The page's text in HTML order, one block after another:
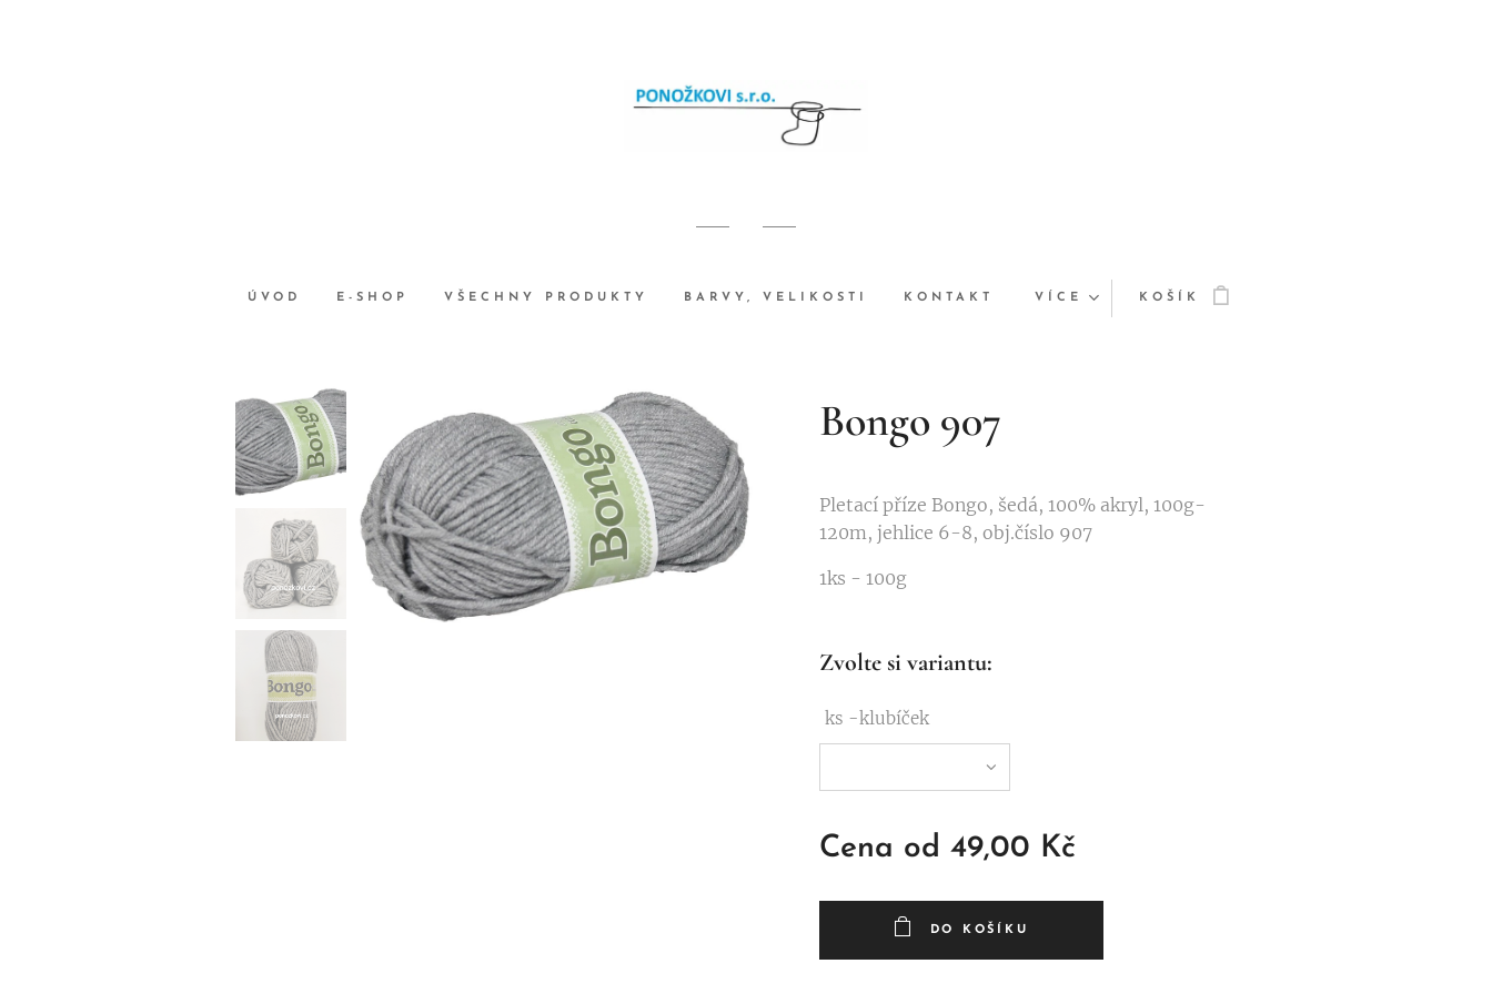
ÚVOD E-SHOP VŠECHNY PRODUKTY BARVY, VELIKOSTI KONTAKT VÍCE KOŠÍK
Bongo 907
Pletací příze Bongo, šedá, 100% akryl, 100g-
120m, jehlice 6-8, obj.číslo 907
1ks - 100g
Zvolte si variantu:
ks -klubíček
Cena od 49,00 Kč
DO KOŠÍKU